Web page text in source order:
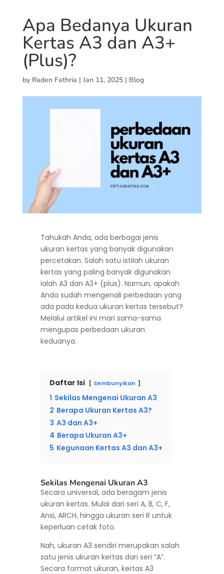
Apa Bedanya Ukuran
Kertas A3 dan A3+
(Plus)?
by Raden Fathria | Jan 11, 2025| Blog
Tahukah Anda, ada berbagai jenis
ukuran kertas yang banyak digunakan
percetakan. Salah satu istilah ukuran
kertas yang paling banyak digunakan
ialah A3 dan A3+ (plus). Namun, apakah
Anda sudah mengenali perbedaan yang
ada pada kedua ukuran kertas tersebut?
Melalui artikel ini mari sama-sama
mengupas perbedaan ukuran
keduanya.
Daftar Isi Sembunyikan
1 Sekilas Mengenai Ukuran A3
2 Berapa Ukuran Kertas A3?
3 A3 dan A3+
4 Berapa Ukuran A3+
5 Kegunaan Kertas A3 dan A3+
Sekilas Mengenai Ukuran A3
Secara universal, ada beragam jenis
ukuran kertas. Mulai dari seri A, B, C, F,
Ansi, ARCH, hingga ukuran seri R untuk
keperluan cetak foto.
Nah, ukuran A3 sendiri merupakan salah
satu jenis ukuran kertas dari seri “A”.
Secara format ukuran, kertas A3